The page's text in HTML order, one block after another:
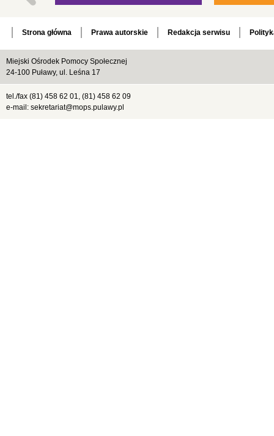
Strona główna Prawa autorskie Redakcja serwisu
Miejski Ośrodek Pomocy Społecznej
24-100 Puławy, ul. Leśna 17
tel./fax (81) 458 62 01, (81) 458 62 09
e-mail: sekretariat@mops.pulawy.pl